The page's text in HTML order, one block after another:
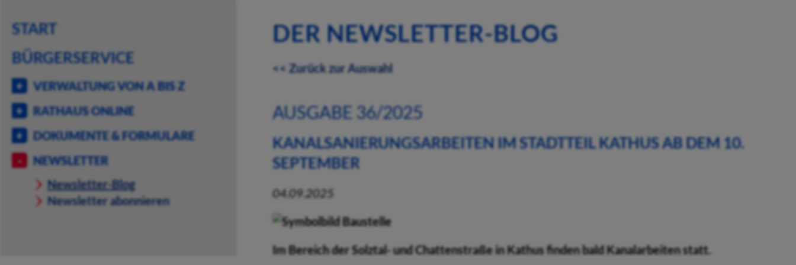
START
BÜRGERSERVICE
VERWALTUNG VON A BIS Z
RATHAUS ONLINE
DOKUMENTE & FORMULARE
NEWSLETTER
Newsletter-Blog
Newsletter abonnieren
DER NEWSLETTER-BLOG
<< Zurück zur Auswahl
AUSGABE 36/2025
KANALSANIERUNGSARBEITEN IM STADTTEIL KATHUS AB DEM 10.
SEPTEMBER
04.09.2025
Im Bereich der Solztal- und Chattenstraße in Kathus finden bald Kanalarbeiten statt.